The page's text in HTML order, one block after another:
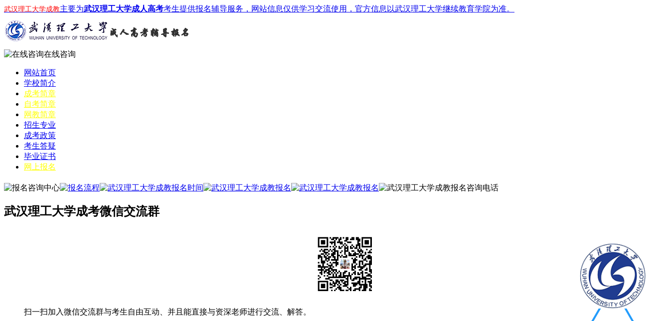
武汉理工大学成教主要为武汉理工大学成人高考考生提供报名辅导服务，网站信息仅供学习交流使用，官方信息以武汉理工大学继续教育学院为准。
在线咨询
网站首页
学校简介
成考简章
自考简章
网教简章
招生专业
成考政策
考生答疑
毕业证书
网上报名
武汉理工大学成考微信交流群
扫一扫加入微信交流群与考生自由互动、并且能直接与资深老师进行交流、解答。